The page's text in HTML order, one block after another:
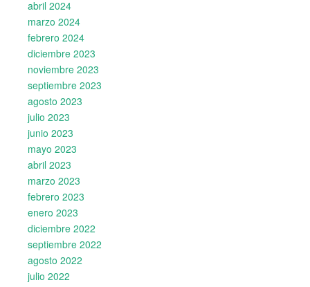
abril 2024
marzo 2024
febrero 2024
diciembre 2023
noviembre 2023
septiembre 2023
agosto 2023
julio 2023
junio 2023
mayo 2023
abril 2023
marzo 2023
febrero 2023
enero 2023
diciembre 2022
septiembre 2022
agosto 2022
julio 2022